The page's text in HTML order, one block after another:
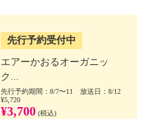
先行予約受付中
エアーかおるオーガニッ
ク...
先行予約期間：8/7〜11 放送日：8/12
¥5,720
¥3,700 (税込)